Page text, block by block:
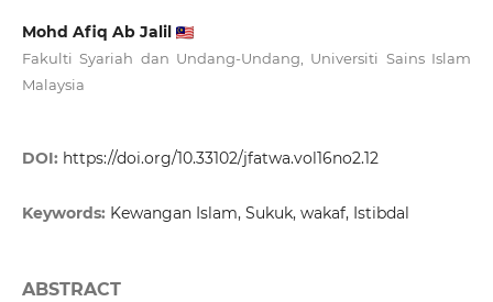
Mohd Afiq Ab Jalil
Fakulti Syariah dan Undang-Undang, Universiti Sains Islam
Malaysia
DOI: https://doi.org/10.33102/jfatwa.vol16no2.12
Keywords: Kewangan Islam, Sukuk, wakaf, Istibdal
ABSTRACT